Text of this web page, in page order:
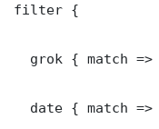
filter {
grok { match =>
date { match =>